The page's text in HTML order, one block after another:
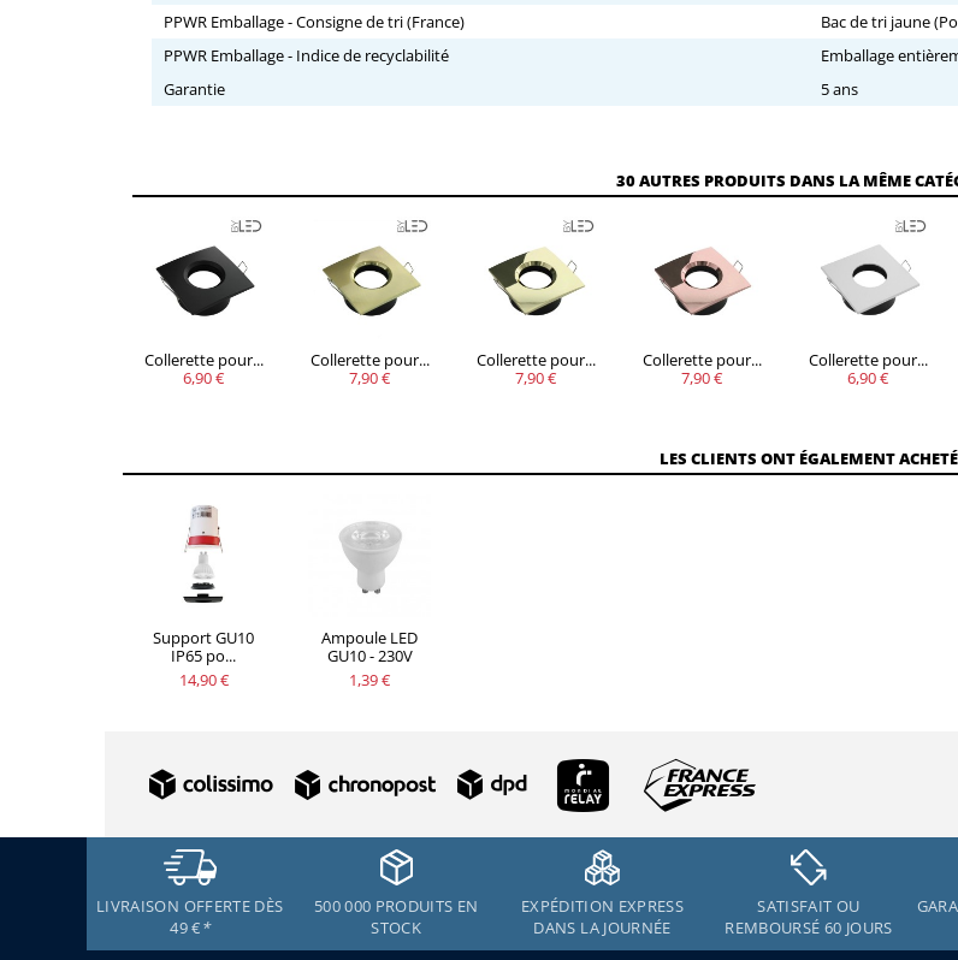
PPWR Emballage - Consigne de tri (France)
Bac de tri jaune
PPWR Emballage - Indice de recyclabilité
Emballage
Garantie
5 ans
30 AUTRES PRODUITS DANS LA MÊME
Collerette pour...
6,90 €
Collerette pour...
7,90 €
Collerette pour...
7,90 €
Collerette pour...
7,90 €
Collerette pour...
6,90 €
LES CLIENTS ONT ÉGALEMENT ACHETÉ
Support GU10
IP65 po...
14,90 €
Ampoule LED
GU10 - 230V
1,39 €
LIVRAISON OFFERTE DÈS
49 €*
500 000 PRODUITS EN
STOCK
EXPÉDITION EXPRESS
DANS LA JOURNÉE
SATISFAIT OU
REMBOURSÉ 60 JOURS